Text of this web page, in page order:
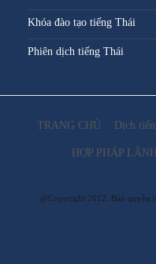
Khóa đào tạo tiếng Thái
Phiên dịch tiếng Thái
TRANG CHỦ Dịch
HỢP PHÁP
@Copyright 2012. Bản quyền